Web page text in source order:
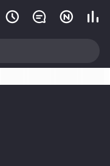
   